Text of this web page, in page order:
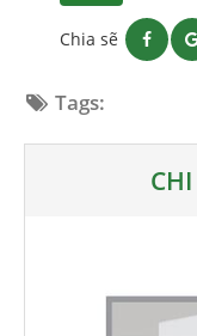
Chia sẽ
Tags: